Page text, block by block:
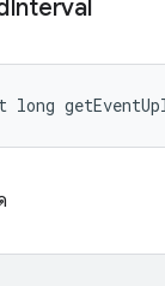
Interval
long